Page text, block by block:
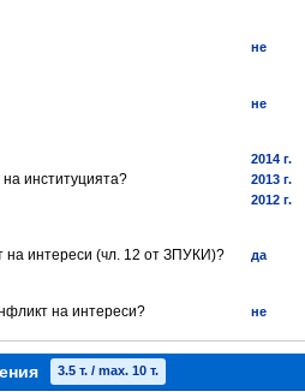
не
не
институцията?
2014 г.
2013 г.
2012 г.
на интереси (чл. 12 от ЗПУКИ)? да
на интереси? не
3.5 т. / max. 10 т.